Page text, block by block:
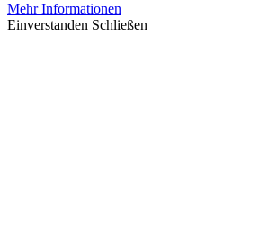
Mehr Informationen
Einverstanden Schließen